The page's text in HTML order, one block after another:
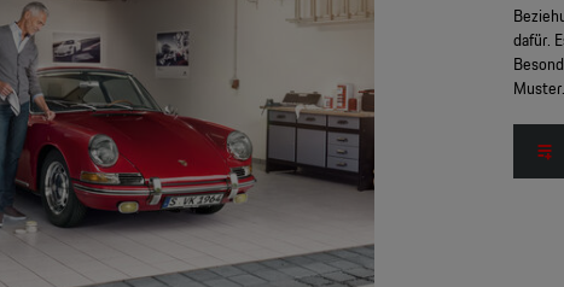
dafür.
Muster.